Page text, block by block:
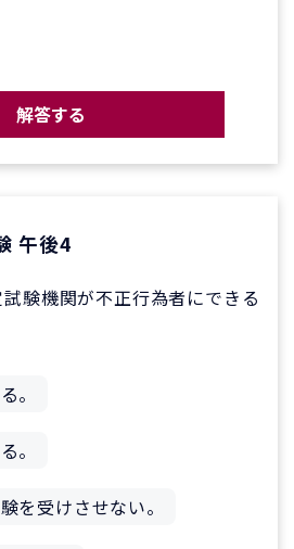
解答する
午後4
験機関が不正行為者にできる
。
。
を受けさせない。